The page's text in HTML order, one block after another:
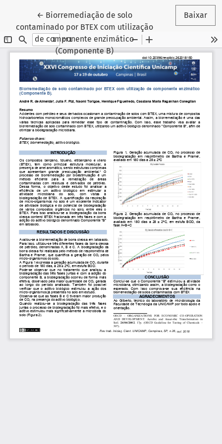
← Voltar aos Detalhes do Artigo
Biorremediação de solo
contaminado por BTEX com utilização
de componente enzimático
(Componente B)
Baixar